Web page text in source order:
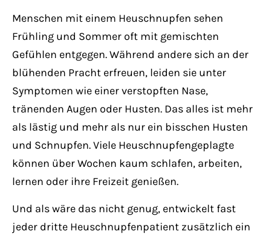
376-293 City Road, Suite 600
San Francisco, CA 94102
Have any questions?
+44 1234 567 890
Drop us a line
info@yourdomain.com
About us
Lorem ipsum dolor sit amet, consectetuer
adipiscing elit.
Menschen mit einem Heuschnupfen sehen
Frühling und Sommer oft mit gemischten
Gefühlen entgegen. Während andere sich an der
blühenden Pracht erfreuen, leiden sie unter
Symptomen wie einer verstopften Nase,
tränenden Augen oder Husten. Das alles ist mehr
als lästig und mehr als nur ein bisschen Husten
und Schnupfen. Viele Heuschnupfengeplagte
können über Wochen kaum schlafen, arbeiten,
lernen oder ihre Freizeit genießen.
Und als wäre das nicht genug, entwickelt fast
jeder dritte Heuschnupfenpatient zusätzlich ein